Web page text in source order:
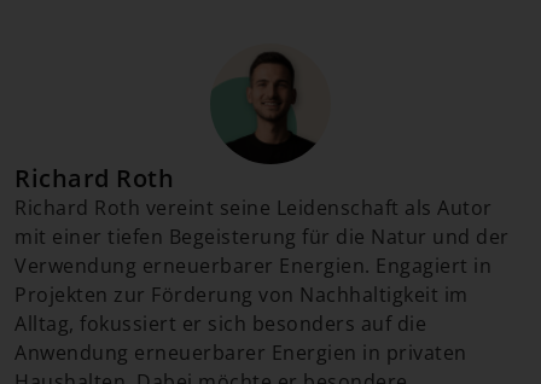
Richard Roth
Richard Roth vereint seine Leidenschaft als Autor
mit einer tiefen Begeisterung für die Natur und der
Verwendung erneuerbarer Energien. Engagiert in
Projekten zur Förderung von Nachhaltigkeit im
Alltag, fokussiert er sich besonders auf die
Anwendung erneuerbarer Energien in privaten